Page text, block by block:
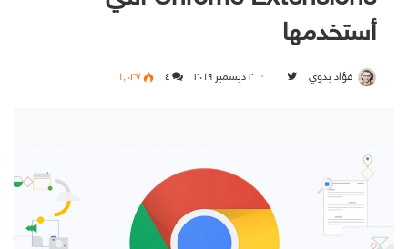
أستخدمها
فؤاد بدوي Follow on Twitter
۲ ديسمبر ۲۰۱۹ ٤ ۱٬۰۳۷